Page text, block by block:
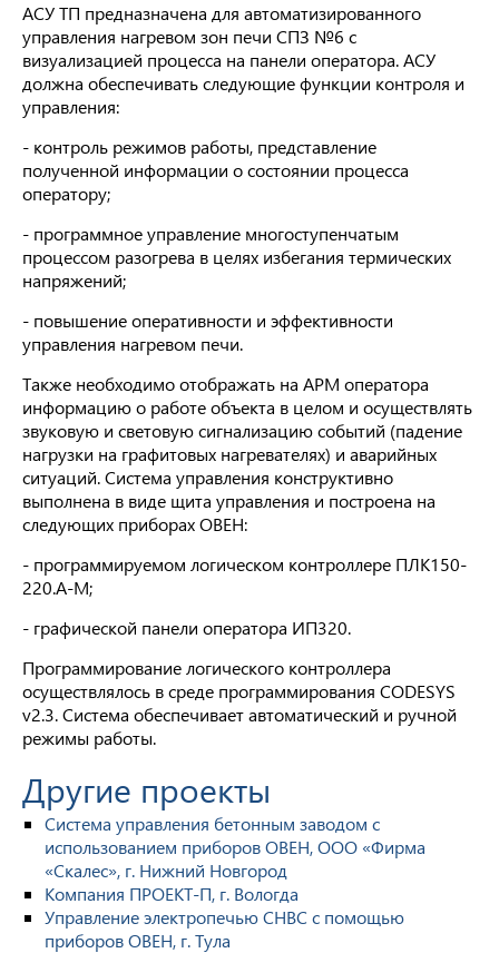
АСУ ТП предназначена для автоматизированного
управления нагревом зон печи СПЗ №6 с
визуализацией процесса на панели оператора. АСУ
должна обеспечивать следующие функции контроля и
управления:
- контроль режимов работы, представление
полученной информации о состоянии процесса
оператору;
- программное управление многоступенчатым
процессом разогрева в целях избегания термических
напряжений;
- повышение оперативности и эффективности
управления нагревом печи.
Также необходимо отображать на АРМ оператора
информацию о работе объекта в целом и осуществлять
звуковую и световую сигнализацию событий (падение
нагрузки на графитовых нагревателях) и аварийных
ситуаций. Система управления конструктивно
выполнена в виде щита управления и построена на
следующих приборах ОВЕН:
- программируемом логическом контроллере ПЛК150-
220.А-М;
- графической панели оператора ИП320.
Программирование логического контроллера
осуществлялось в среде программирования CODESYS
v2.3. Система обеспечивает автоматический и ручной
режимы работы.
Другие проекты
Система управления бетонным заводом с
использованием приборов ОВЕН, ООО «Фирма
«Скалес», г. Нижний Новгород
Компания ПРОЕКТ-П, г. Вологда
Управление электропечью СНВС с помощью
приборов ОВЕН, г. Тула